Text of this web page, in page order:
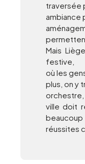
traversée
ambiance
Mais
festive,
où les
plus, on y
ville doit
réussites